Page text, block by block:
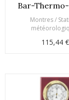
Bar-
Montres /
115,44 €